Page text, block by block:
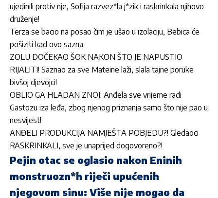
ujedinili protiv nje, Sofija razvez*la j*zik i raskrinkala njihovo
druženje!
Terza se bacio na posao čim je ušao u izolaciju, Bebica će
pošiziti kad ovo sazna
ZOLU DOČEKAO ŠOK NAKON ŠTO JE NAPUSTIO
RIJALITI! Saznao za sve Mateine laži, slala tajne poruke
bivšoj djevojci!
OBLIO GA HLADAN ZNOJ: Anđela sve vrijeme radi
Gastozu iza leđa, zbog njenog priznanja samo što nije pao u
nesvijest!
ANĐELI PRODUKCIJA NAMJEŠTA POBJEDU?! Gledaoci
RASKRINKALI, sve je unaprijed dogovoreno?!
Pejin otac se oglasio nakon Eninih
monstruozn*h riječi upućenih
njegovom sinu: Više nije mogao da